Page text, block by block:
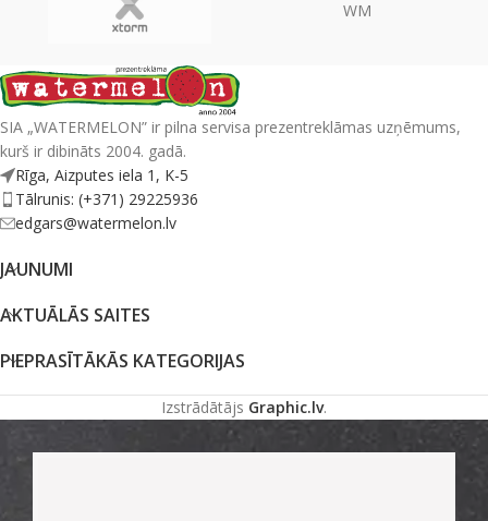
WM
SIA „WATERMELON” ir pilna servisa prezentreklāmas uzņēmums,
kurš ir dibināts 2004. gadā.
Rīga, Aizputes iela 1, K-5
Tālrunis: (+371) 29225936
edgars@watermelon.lv
JAUNUMI
AKTUĀLĀS SAITES
PIEPRASĪTĀKĀS KATEGORIJAS
Izstrādātājs Graphic.lv.